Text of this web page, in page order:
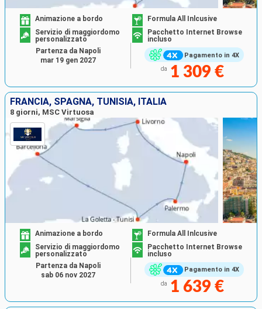
Pagamento in 4X
Animazione a bordo
Formula All Inlcusive
Servizio di maggiordomo
personalizzato
Pacchetto Internet Browse
incluso
da 1 309 €
Partenza da Napoli
mar 19 gen 2027
FRANCIA, SPAGNA, TUNISIA, ITALIA
8 giorni, MSC Virtuosa
Pagamento in 4X
Animazione a bordo
Formula All Inlcusive
Servizio di maggiordomo
personalizzato
Pacchetto Internet Browse
incluso
da 1 639 €
Partenza da Napoli
sab 06 nov 2027